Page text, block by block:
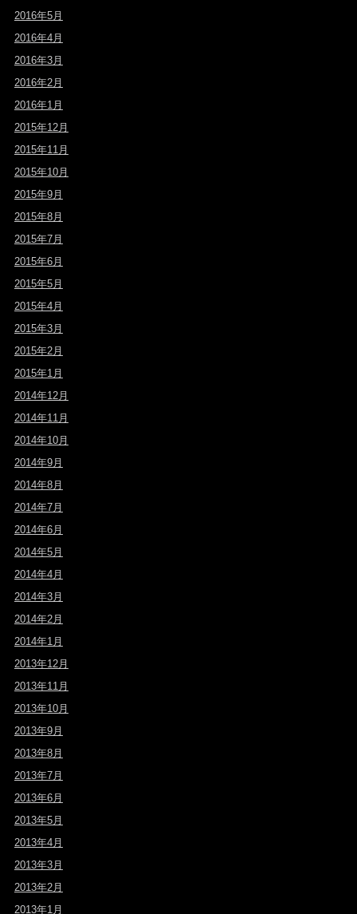
2016年5月
2016年4月
2016年3月
2016年2月
2016年1月
2015年12月
2015年11月
2015年10月
2015年9月
2015年8月
2015年7月
2015年6月
2015年5月
2015年4月
2015年3月
2015年2月
2015年1月
2014年12月
2014年11月
2014年10月
2014年9月
2014年8月
2014年7月
2014年6月
2014年5月
2014年4月
2014年3月
2014年2月
2014年1月
2013年12月
2013年11月
2013年10月
2013年9月
2013年8月
2013年7月
2013年6月
2013年5月
2013年4月
2013年3月
2013年2月
2013年1月